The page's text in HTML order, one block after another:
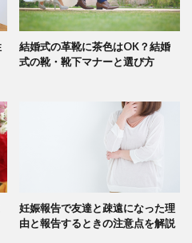
結婚式の革靴に茶色はOK？結婚
式の靴・靴下マナーと選び方
妊娠報告で友達と疎遠になった理
由と報告するときの注意点を解説